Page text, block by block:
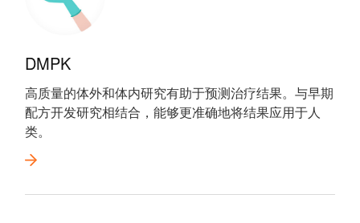
DMPK
高质量的体外和体内研究有助于预测治疗结果。与早期
配方开发研究相结合，能够更准确地将结果应用于人
类。